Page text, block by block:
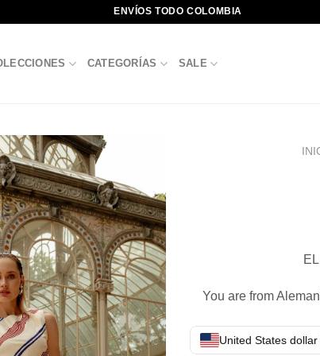
ENVÍOS TODO COLOMBIA
CATEGORÍAS SALE
You are from
United States